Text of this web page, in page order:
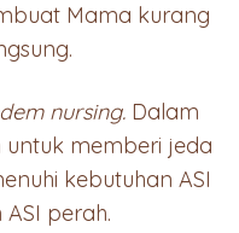
Mama kurang
nursing. Dalam
untuk memberi jeda
kebutuhan ASI
perah.